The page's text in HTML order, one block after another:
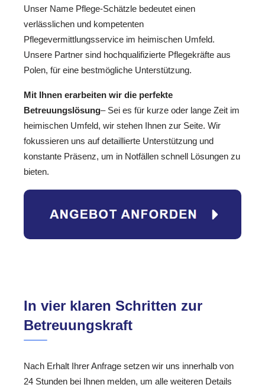
Unser Name Pflege-Schätzle bedeutet einen
verlässlichen und kompetenten
Pflegevermittlungsservice im heimischen Umfeld.
Unsere Partner sind hochqualifizierte Pflegekräfte aus
Polen, für eine bestmögliche Unterstützung.
Mit Ihnen erarbeiten wir die perfekte
Betreuungslösung– Sei es für kurze oder lange Zeit im
heimischen Umfeld, wir stehen Ihnen zur Seite. Wir
fokussieren uns auf detaillierte Unterstützung und
konstante Präsenz, um in Notfällen schnell Lösungen zu
bieten.
In vier klaren Schritten zur
Betreuungskraft
Nach Erhalt Ihrer Anfrage setzen wir uns innerhalb von
24 Stunden bei Ihnen melden, um alle weiteren Details